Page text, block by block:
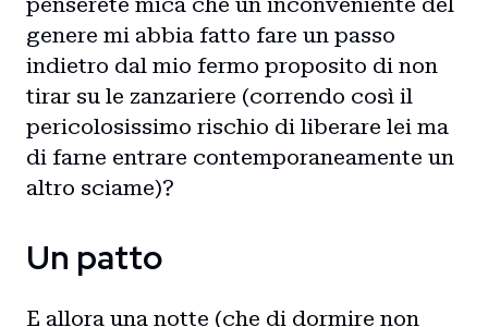
genere mi abbia fatto fare un passo
indietro dal mio fermo proposito di non
tirar su le zanzariere (correndo così il
pericolosissimo rischio di liberare lei ma
di farne entrare contemporaneamente un
altro sciame)?
Un patto
E allora una notte (che di dormire non